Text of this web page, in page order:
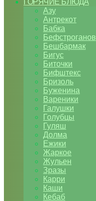
ГОРЯЧИЕ БЛЮДА
Азу
Антрекот
Бабка
Бефстроганов
Бешбармак
Бигус
Биточки
Бифштекс
Бризоль
Буженина
Вареники
Галушки
Голубцы
Гуляш
Долма
Ежики
Жаркое
Жульен
Зразы
Карри
Каши
Кебаб